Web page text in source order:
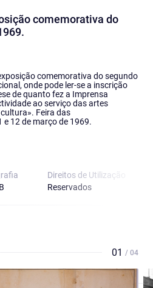
comemorativa do
comemorativa do segundo
onde pode ler-se a inscrição
de quanto fez a Imprensa
ao serviço das artes
Feira das
12 de março de 1969.
Direitos de Utilização
Reservados
01 / 04